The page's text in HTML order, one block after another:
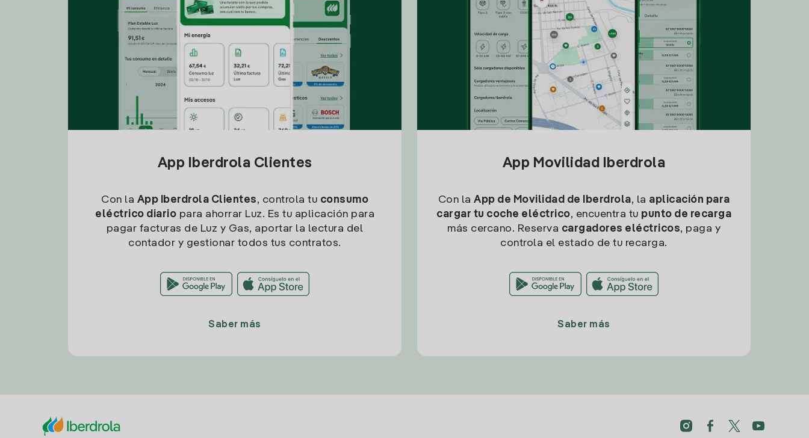
App Iberdrola Clientes
Con la App Iberdrola Clientes, controla tu consumo
eléctrico diario para ahorrar Luz. Es tu aplicación para
pagar facturas de Luz y Gas, aportar la lectura del
contador y gestionar todos tus contratos.
Saber más
App Movilidad Iberdrola
Con la App de Movilidad de Iberdrola, la aplicación para
cargar tu coche eléctrico, encuentra tu punto de recarga
más cercano. Reserva cargadores eléctricos, paga y
controla el estado de tu recarga.
Saber más